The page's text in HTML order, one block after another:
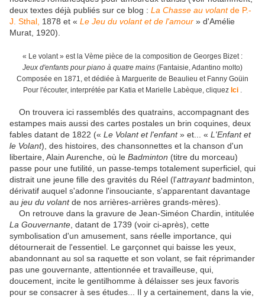
deux textes déjà publiés sur ce blog : La Chasse au volantde P.-
J. Sthal, 1878 et « Le Jeu du volant et de l'amour » d'Amélie
Murat, 1920).
« Le volant » est la Vème pièce de la composition de Georges Bizet :
Jeux d'enfants pour piano à quatre mains (Fantaisie, Adantino molto)
Composée en 1871, et dédiée à Marguerite de Beaulieu et Fanny Goüin
Pour l'écouter, interprétée par Katia et Marielle Labèque, cliquez Ici .
On trouvera ici rassemblés des quatrains, accompagnant des
estampes mais aussi des cartes postales un brin coquines, deux
fables datant de 1822 (« Le Volant et l'enfant» et... « L'Enfant et
le Volant), des histoires, des chansonnettes et la chanson d'un
libertaire, Alain Aurenche, où le Badminton (titre du morceau)
passe pour une futilité, un passe-temps totalement superficiel, qui
distrait une jeune fille des gravités du Réel (l'attrayantbadminton,
dérivatif auquel s'adonne l'insouciante, s'apparentant davantage
au jeu du volantde nos arrières-arrières grands-mères).
On retrouve dans la gravure de Jean-Siméon Chardin, intitulée
La Gouvernante , datant de 1739 (voir ci-après), cette
symbolisation d'un amusement, sans réelle importance, qui
détournerait de l'essentiel. Le garçonnet qui baisse les yeux,
abandonnant au sol sa raquette et son volant, se fait réprimander
pas une gouvernante, attentionnée et travailleuse, qui,
doucement, incite le gentilhomme à délaisser ses jeux favoris
pour se consacrer à ses études... Il y a certainement, dans la vie,